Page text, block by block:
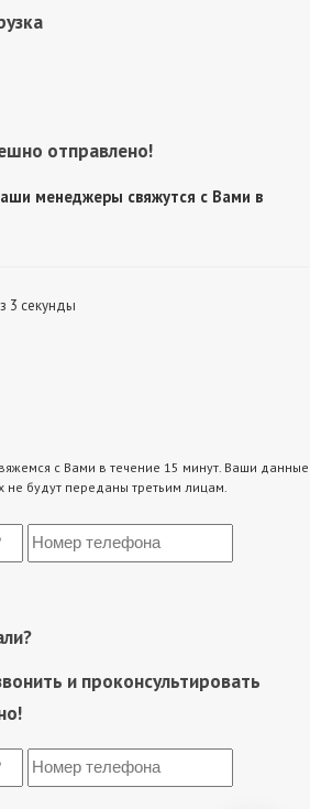
отправлено!
менеджеры свяжутся с Вами в
3 секунды
с Вами в течение 15 минут. Ваши данные
не будут переданы третьим лицам.
и проконсультировать